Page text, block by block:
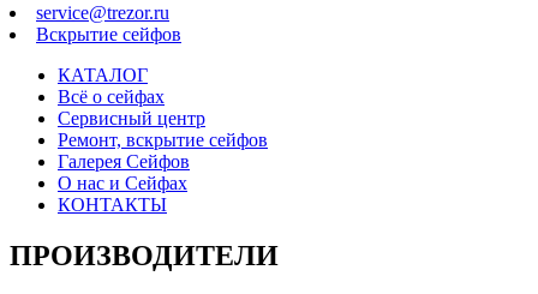
service@trezor.ru
Вскрытие сейфов
КАТАЛОГ
Всё о сейфах
Сервисный центр
Ремонт, вскрытие сейфов
Галерея Сейфов
О нас и Сейфах
КОНТАКТЫ
ПРОИЗВОДИТЕЛИ